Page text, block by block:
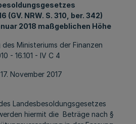
(GV. NRW. S. 310, ber. 342)
2018 maßgeblichen Höhe
Ministeriums der Finanzen
- 16.101 - IV C 4
November 2017
Landesbesoldungsgesetzes
hiermit die Beträge nach §